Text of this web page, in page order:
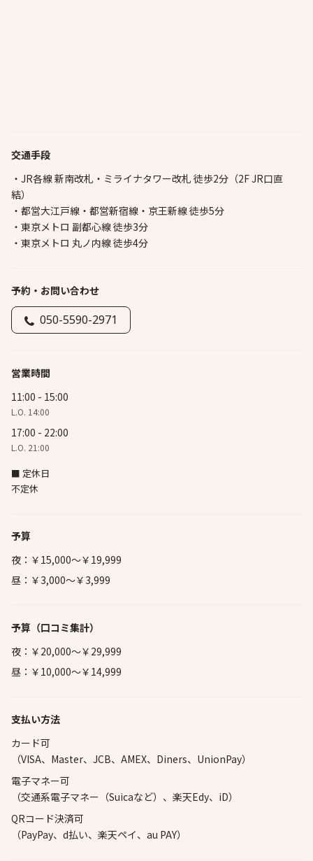
交通手段
・JR各線 新南改札・ミライナタワー改札 徒歩2分（2F JR口直
結）
・都営大江戸線・都営新宿線・京王新線 徒歩5分
・東京メトロ 副都心線 徒歩3分
・東京メトロ 丸ノ内線 徒歩4分
予約・お問い合わせ
050-5590-2971
営業時間
11:00 - 15:00
L.O. 14:00
17:00 - 22:00
L.O. 21:00
■ 定休日
不定休
予算
夜：￥15,000～￥19,999
昼：￥3,000～￥3,999
予算 （口コミ集計）
夜：￥20,000～￥29,999
昼：￥10,000～￥14,999
支払い方法
カード可
（VISA、Master、JCB、AMEX、Diners、UnionPay）
電子マネー可
（交通系電子マネー（Suicaなど）、楽天Edy、iD）
QRコード決済可
（PayPay、d払い、楽天ペイ、au PAY）